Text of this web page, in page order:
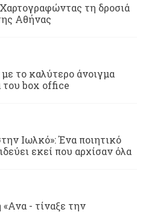
τη δροσιά
Αθήνας
με το καλύτερο άνοιγμα
του box office
Ιωλκό»: Ένα ποιητικό
εκεί που αρχίσαν όλα
- τίναξε την